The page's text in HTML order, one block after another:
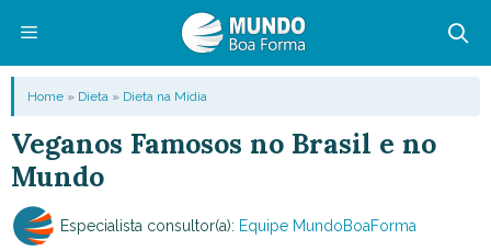
conteúdo
Menu
Home » Dieta » Dieta na Mídia
Veganos Famosos no Brasil e no
Mundo
Especialista consultor(a): Equipe MundoBoaForma